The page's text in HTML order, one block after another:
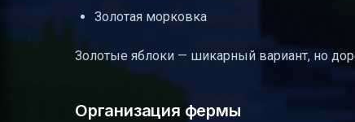
Золотая морковка
Золотые яблоки — шикарный вариант, но
Организация фермы